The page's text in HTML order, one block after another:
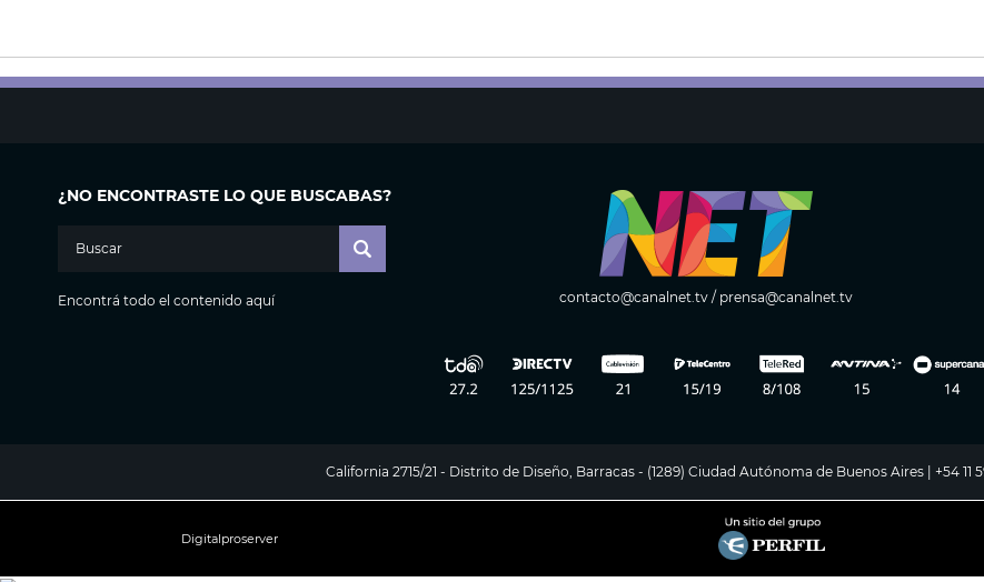
¿NO ENCONTRASTE LO QUE BUSCABAS?
Encontrá todo el contenido aquí contacto@canalnet.tv/ prensa@canalnet.tv
California 2715/21 - Distrito de Diseño, Barracas - (1289) Ciudad Autónoma de Buenos Aires | +54 11
Digitalproserver